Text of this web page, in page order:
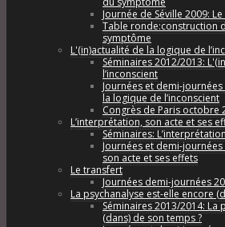
Journée de Séville 2009:
Table ronde:construction
symptôme
L'(in)actualité de la logique de
Séminaires 2012/2013:
l’inconscient
Journées et demi-
la logique de l’inconscient
Congrès de Paris octobre
L’interprétation, son acte et ses
Séminaires:
Journées et demi-
son acte et ses effets
Le transfert
Journées demi-journées
La psychanalyse est-elle encore
Séminaires 2013/2014: La
(dans) de son temps ?